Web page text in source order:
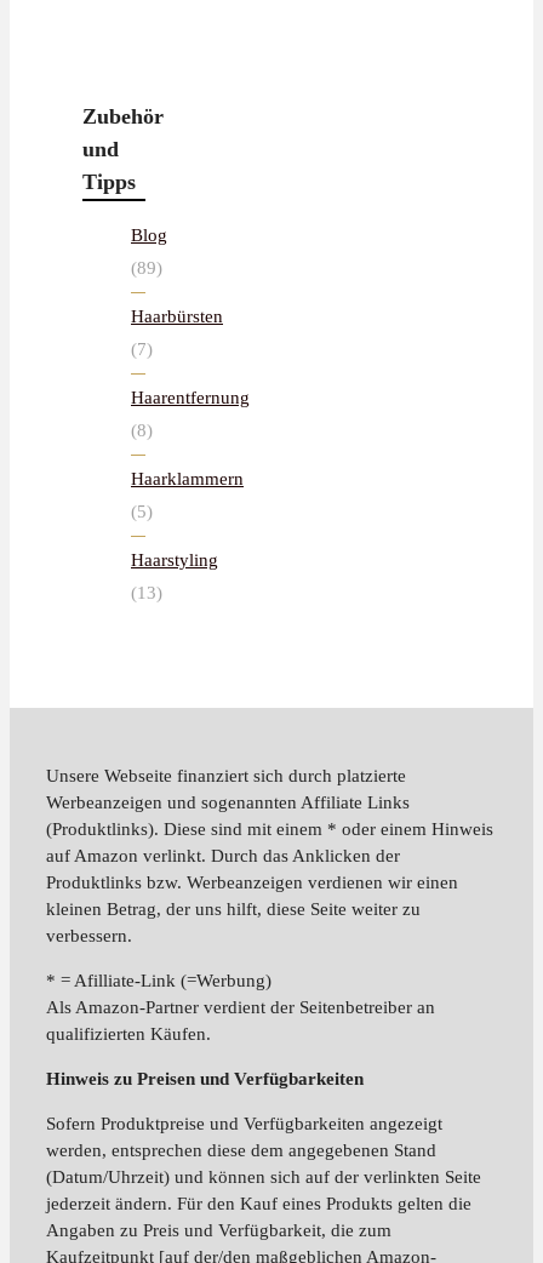
Zubehör
und
Tipps
Blog
(89)
Haarbürsten
(7)
Haarentfernung
(8)
Haarklammern
(5)
Haarstyling
(13)
Unsere Webseite finanziert sich durch platzierte
Werbeanzeigen und sogenannten Affiliate Links
(Produktlinks). Diese sind mit einem * oder einem Hinweis
auf Amazon verlinkt. Durch das Anklicken der
Produktlinks bzw. Werbeanzeigen verdienen wir einen
kleinen Betrag, der uns hilft, diese Seite weiter zu
verbessern.
* = Afilliate-Link (=Werbung)
Als Amazon-Partner verdient der Seitenbetreiber an
qualifizierten Käufen.
Hinweis zu Preisen und Verfügbarkeiten
Sofern Produktpreise und Verfügbarkeiten angezeigt
werden, entsprechen diese dem angegebenen Stand
(Datum/Uhrzeit) und können sich auf der verlinkten Seite
jederzeit ändern. Für den Kauf eines Produkts gelten die
Angaben zu Preis und Verfügbarkeit, die zum
Kaufzeitpunkt [auf der/den maßgeblichen Amazon-